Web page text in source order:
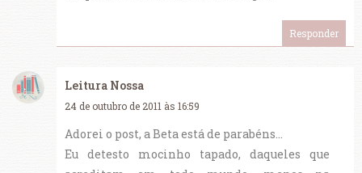
Responder
Leitura Nossa
24 de outubro de 2011 às 16:59
Adorei o post, a Beta está de parabéns...
Eu detesto mocinho tapado, daqueles que